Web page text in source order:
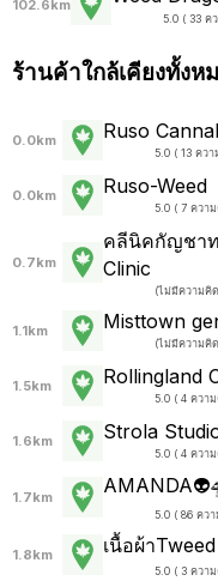
102.6km
5.0 ( 33 ค
ร้านค้าใกล้เคียงทั้งห
0.0km Ruso
5.0 ( 13 ควา
0.0km Ruso-Weed
5.0 ( 7 ควา
0.7km
คลีนิคกัญชาท
Clinic
(ไม่มีความคิ
1.1km Misttown
(ไม่มีความคิ
1.5km Rollingland
5.0 ( 4 ควา
1.6km Strola
5.0 ( 4 ควา
1.7km
5.0 ( 86 คว
1.8km เนื้อผ้าTweed
5.0 ( 3 ควา